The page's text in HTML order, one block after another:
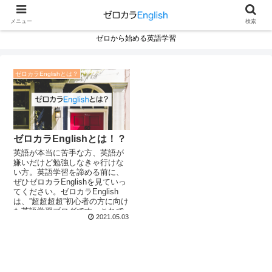
ゼロから始める英語学習
ゼロカラEnglishとは？
ゼロカラEnglishとは！？
英語が本当に苦手な方、英語が
嫌いだけど勉強しなきゃ行けな
い方。英語学習を諦める前に、
ぜひゼロカラEnglishを見ていっ
てください。ゼロカラEnglish
は、”超超超超”初心者の方に向け
た英語学習ブログです。これで
ダメだったら諦めてください。
2021.05.03
メニュー 検索